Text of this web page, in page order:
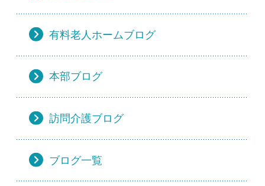
有料老人ホームブログ
本部ブログ
訪問介護ブログ
ブログ一覧